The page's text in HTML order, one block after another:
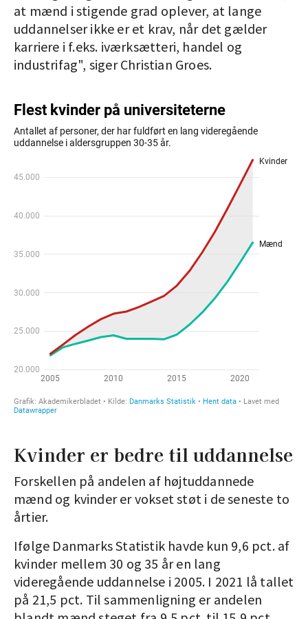
at mænd i stigende grad oplever, at lange
uddannelser ikke er et krav, når det gælder
karriere i f.eks. iværksætteri, handel og
industrifag", siger Christian Groes.
Kvinder er bedre til uddannelse
Forskellen på andelen af højtuddannede
mænd og kvinder er vokset støt i de seneste to
årtier.
Ifølge Danmarks Statistik havde kun 9,6 pct. af
kvinder mellem 30 og 35 år en lang
videregående uddannelse i 2005. I 2021 lå tallet
på 21,5 pct. Til sammenligning er andelen